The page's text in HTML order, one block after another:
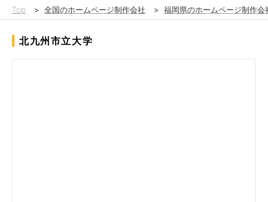
Top > 全国のホームページ制作会社 > 福岡県のホームページ制作会
北九州市立大学